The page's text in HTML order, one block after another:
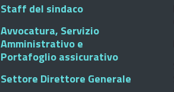
Staff del sindaco
Avvocatura, Servizio
Amministrativo e
Portafoglio assicurativo
Settore Direttore Generale